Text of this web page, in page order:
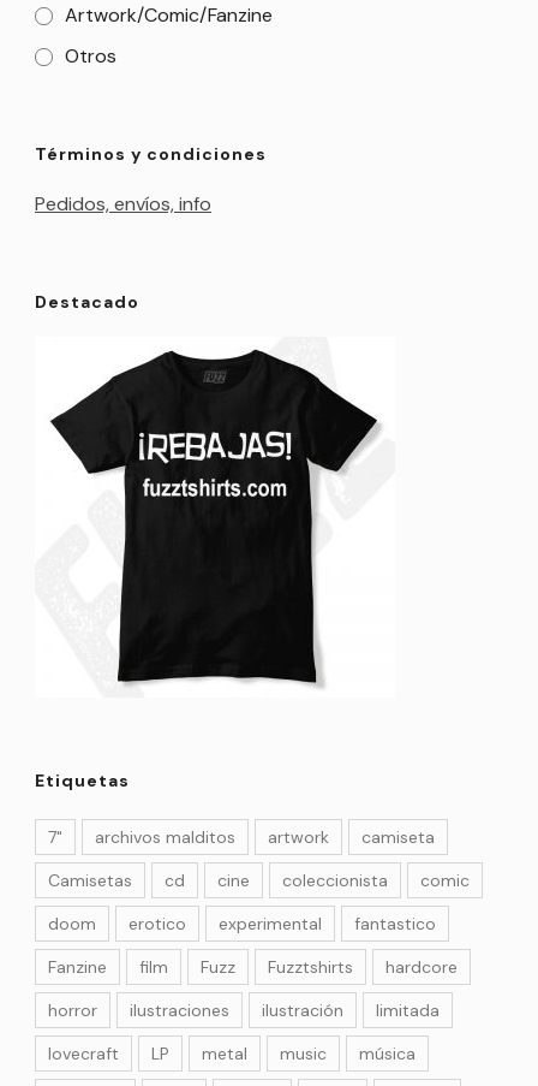
Artwork/Comic/Fanzine
Otros
Términos y condiciones
Pedidos, envíos, info
Destacado
Etiquetas
7" archivos malditos artwork
camiseta
Camisetas
cd cine coleccionista
comic
doom
erotico experimental
fantastico
Fanzine
film Fuzz Fuzztshirts
hardcore
horror
ilustraciones ilustración
limitada
lovecraft
LP metal music
música